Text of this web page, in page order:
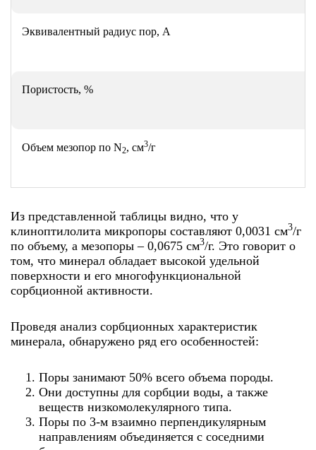
Эквивалентный радиус пор, А
Пористость, %
Объем мезопор по N2, см3/г
Из представленной таблицы видно, что у
клиноптилолита микропоры составляют 0,0031 см3/г
по объему, а мезопоры – 0,0675 см3/г. Это говорит о
том, что минерал обладает высокой удельной
поверхности и его многофункциональной
сорбционной активности.
Проведя анализ сорбционных характеристик
минерала, обнаружено ряд его особенностей:
Поры занимают 50% всего объема породы.
Они доступны для сорбции воды, а также
веществ низкомолекулярного типа.
Поры по 3-м взаимно перпендикулярным
направлениям объединяется с соседними